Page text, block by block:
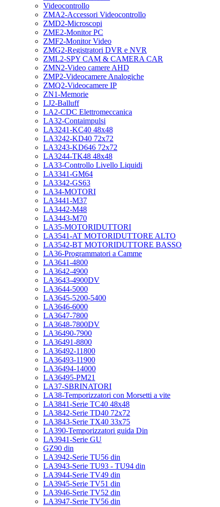
Videocontrollo
ZMA2-Accessori Videocontrollo
ZMD2-Microscopi
ZME2-Monitor PC
ZMF2-Monitor Video
ZMG2-Registratori DVR e NVR
ZML2-SPY CAM & CAMERA CAR
ZMN2-Video camere AHD
ZMP2-Videocamere Analogiche
ZMQ2-Videocamere IP
ZN1-Memorie
LJ2-Balluff
LA2-CDC Elettromeccanica
LA32-Contaimpulsi
LA3241-KC40 48x48
LA3242-KD40 72x72
LA3243-KD646 72x72
LA3244-TK48 48x48
LA33-Controllo Livello Liquidi
LA3341-GM64
LA3342-GS63
LA34-MOTORI
LA3441-M37
LA3442-M48
LA3443-M70
LA35-MOTORIDUTTORI
LA3541-AT MOTORIDUTTORE ALTO
LA3542-BT MOTORIDUTTORE BASSO
LA36-Programmatori a Camme
LA3641-4800
LA3642-4900
LA3643-4900DV
LA3644-5000
LA3645-5200-5400
LA3646-6000
LA3647-7800
LA3648-7800DV
LA36490-7900
LA36491-8800
LA36492-11800
LA36493-11900
LA36494-14000
LA36495-PM21
LA37-SBRINATORI
LA38-Temporizzatori con Morsetti a vite
LA3841-Serie TC40 48x48
LA3842-Serie TD40 72x72
LA3843-Serie TX40 33x75
LA390-Temporizzatori guida Din
LA3941-Serie GU
GZ90 din
LA3942-Serie TU56 din
LA3943-Serie TU93 - TU94 din
LA3944-Serie TV49 din
LA3945-Serie TV51 din
LA3946-Serie TV52 din
LA3947-Serie TV56 din